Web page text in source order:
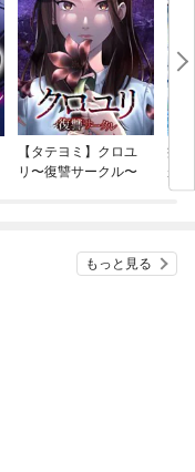
【タテヨミ】クロユ
リ〜復讐サークル〜
病
が
ぎ
もっと見る